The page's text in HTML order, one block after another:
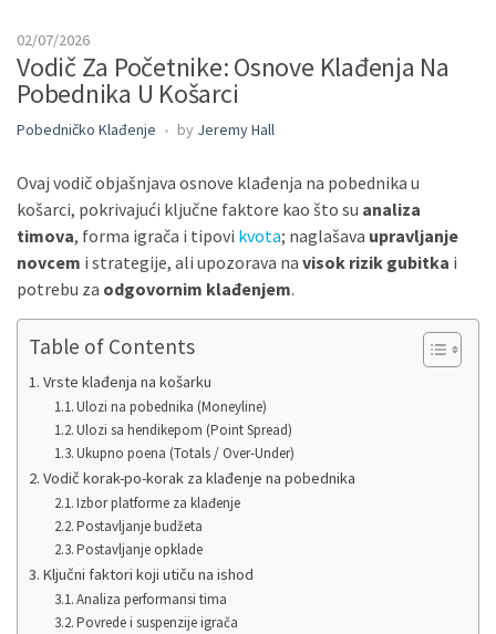
02/07/2026
Vodič Za Početnike: Osnove Klađenja Na
Pobednika U Košarci
Pobedničko Klađenje by Jeremy Hall
Ovaj vodič objašnjava osnove klađenja na pobednika u
košarci, pokrivajući ključne faktore kao što su analiza
timova, forma igrača i tipovi kvota; naglašava upravljanje
novcem i strategije, ali upozorava na visok rizik gubitka i
potrebu za odgovornim klađenjem.
Table of Contents
Vrste klađenja na košarku
Ulozi na pobednika (Moneyline)
Ulozi sa hendikepom (Point Spread)
Ukupno poena (Totals / Over-Under)
Vodič korak-po-korak za klađenje na pobednika
Izbor platforme za klađenje
Postavljanje budžeta
Postavljanje opklade
Ključni faktori koji utiču na ishod
Analiza performansi tima
Povrede i suspenzije igrača